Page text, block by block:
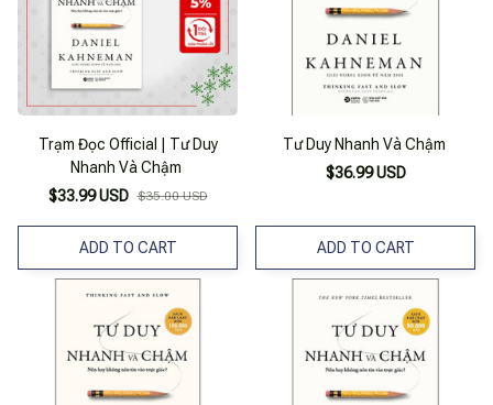
Trạm Đọc Official | Tư Duy
Nhanh Và Chậm
$33.99 USD $35.00 USD
ADD TO CART
Tư Duy Nhanh Và Chậm
$36.99 USD
ADD TO CART